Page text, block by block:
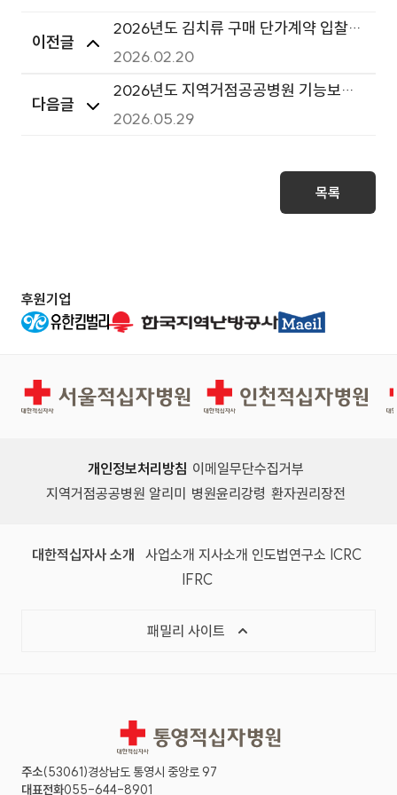
이전글
2026년도 김치류 구매 단가계약 입찰
(재공고)
2026.02.20
다음글
2026년도 지역거점공공병원 기능보강
사업(위내시경 스콥 외 1종) 구매 입찰
2026.05.29
목록
후원기업
서울적십자병원 인천적십자병원
개인정보처리방침 이메일무단수집거부
지역거점공공병원 알리미
병원윤리강령 환자권리장전
대한적십자사 소개 사업소개 지사소개 인도법연구소 ICRC
IFRC
패밀리 사이트
통영적십자병원
주소(53061)경상남도 통영시 중앙로 97
대표전화055-644-8901